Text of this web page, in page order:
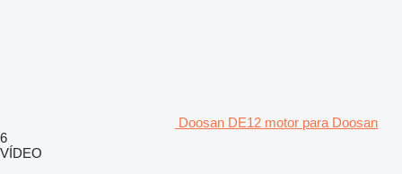
Doosan DE12 motor para Doosan
6
VÍDEO